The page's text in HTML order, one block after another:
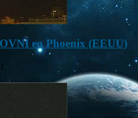
en Phoenix (EEUU)